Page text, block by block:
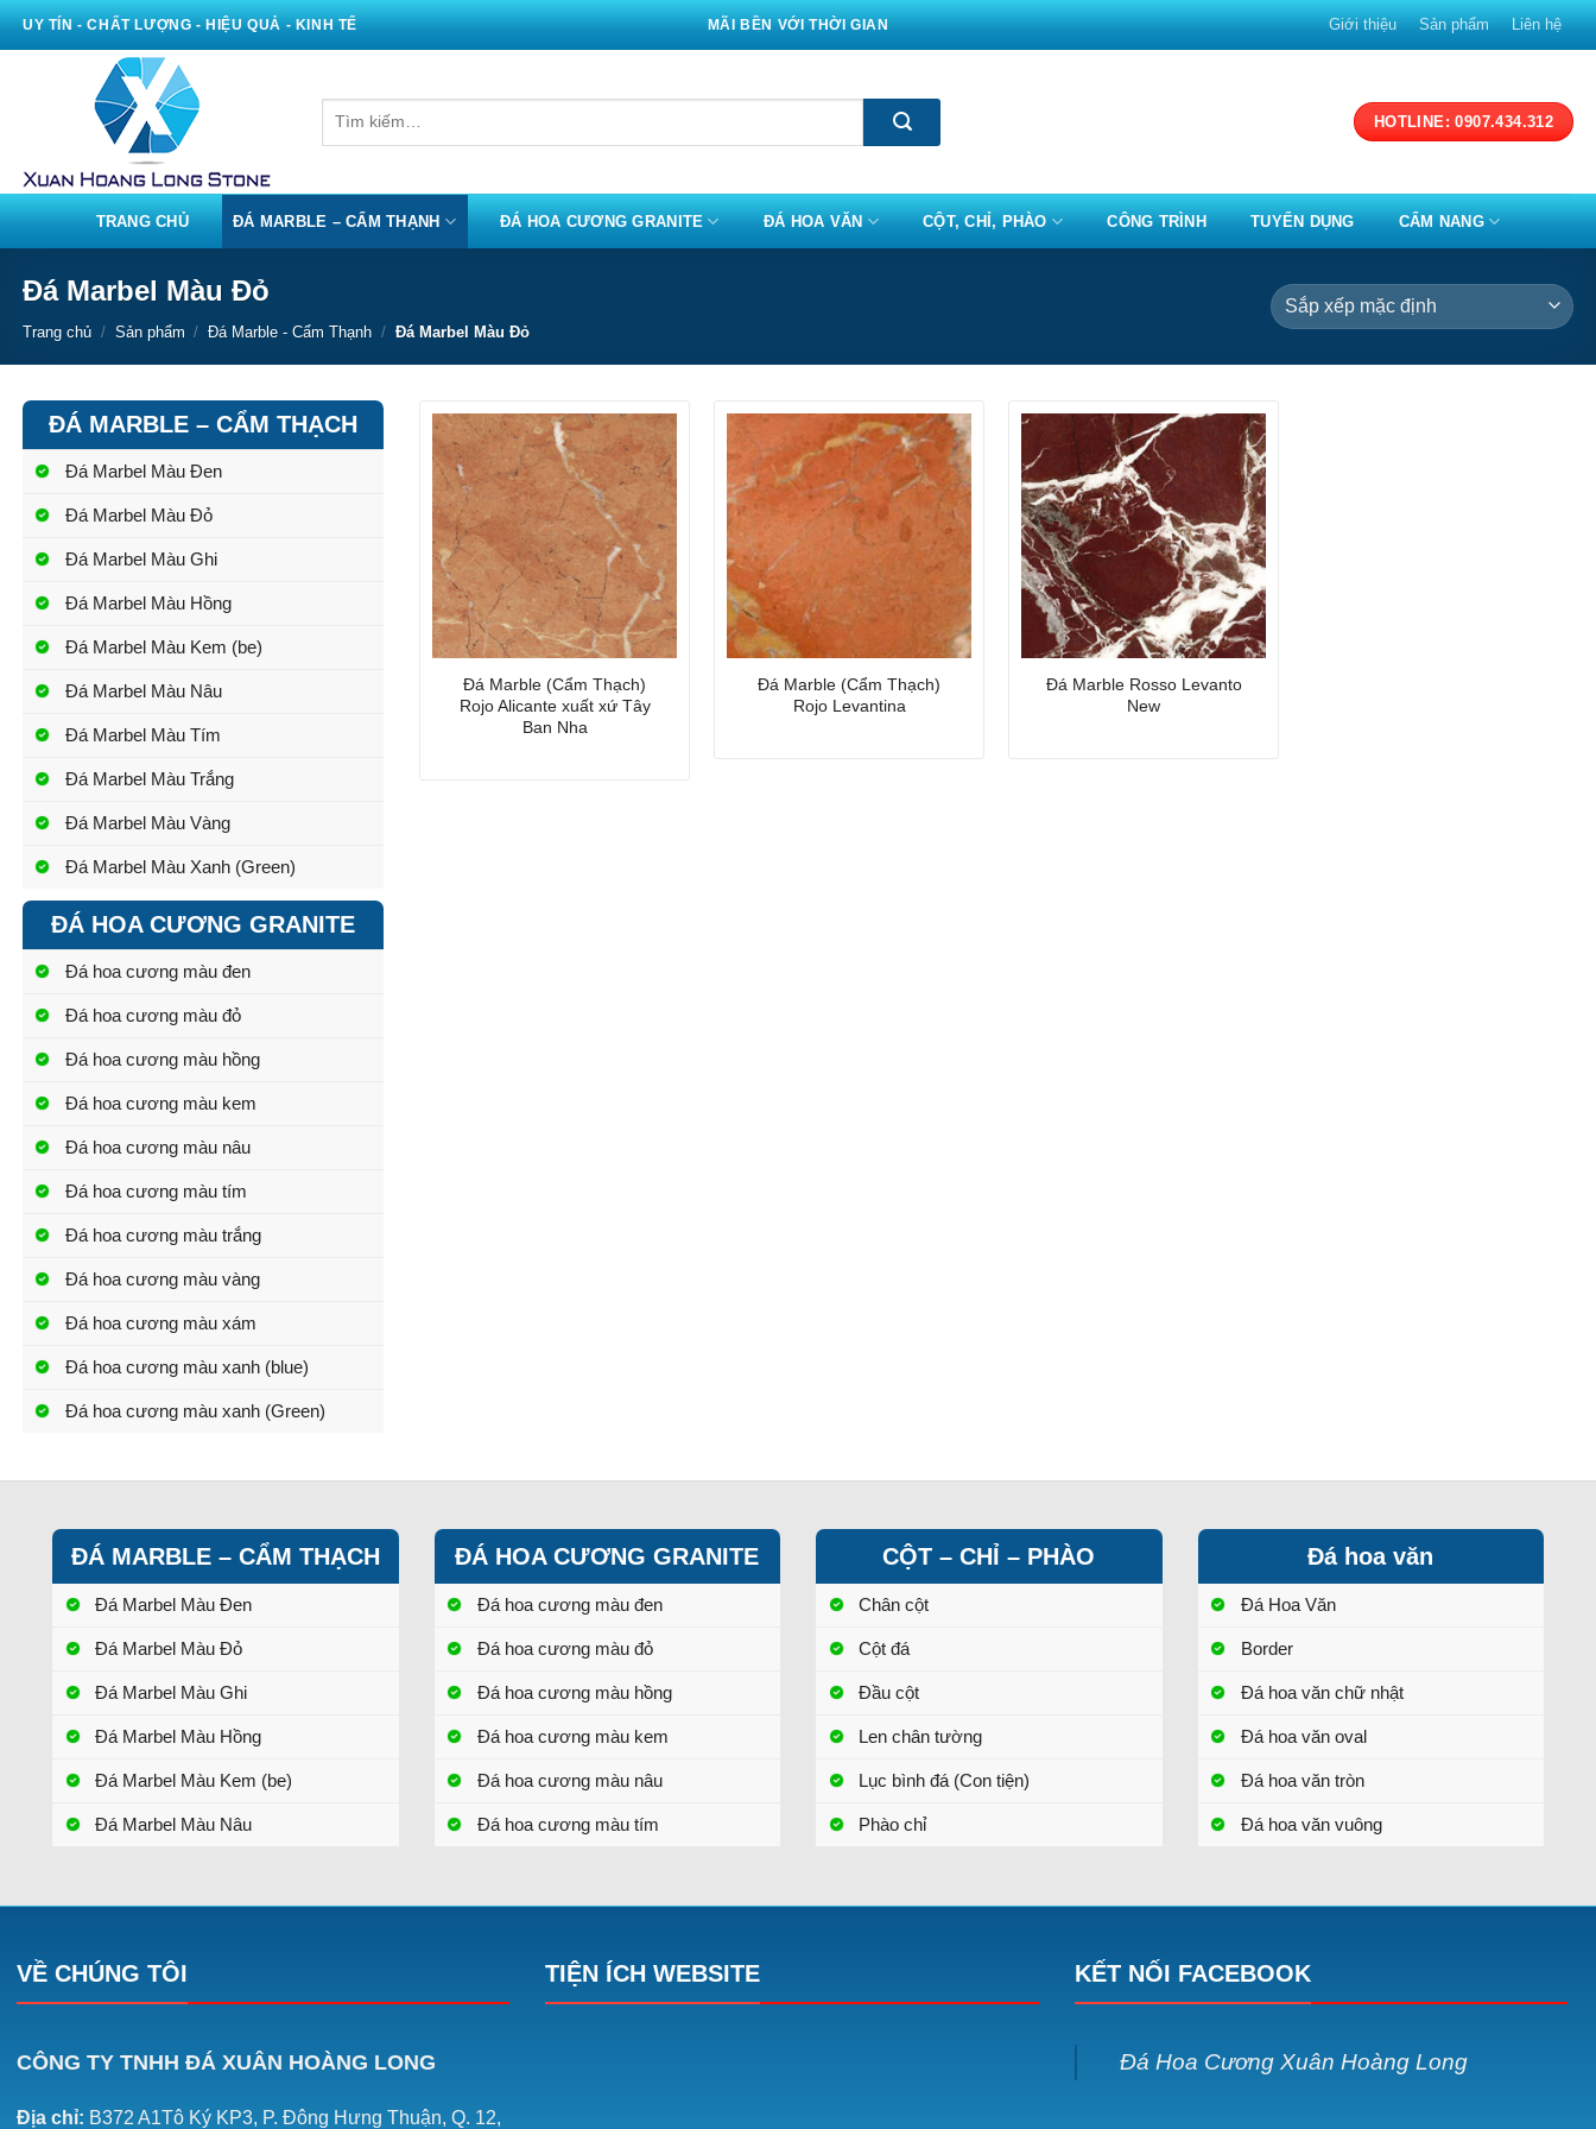
Bỏ
UY TÍN - CHẤT LƯỢNG - HIỆU QUẢ - KINH TẾ MÃI BỀN VỚI THỜI GIAN Giới thiệu Sản phẩm Liên hệ
kiếm:
HOTLINE: 0907.434.312
TRANG CHỦ ĐÁ MARBLE – CẨM THẠNH ĐÁ HOA CƯƠNG GRANITE ĐÁ HOA VĂN CỘT, CHỈ, PHÀO CÔNG TRÌNH TUYỂN DỤNG CẨM NANG
Đá Marbel Màu Đỏ
Trang chủ / Sản phẩm / Đá Marble - Cẩm Thạnh / Đá Marbel Màu Đỏ
ĐÁ MARBLE – CẨM THẠCH
Đá Marbel Màu Đen
Đá Marbel Màu Đỏ
Đá Marbel Màu Ghi
Đá Marbel Màu Hồng
Đá Marbel Màu Kem (be)
Đá Marbel Màu Nâu
Đá Marbel Màu Tím
Đá Marbel Màu Trắng
Đá Marbel Màu Vàng
Đá Marbel Màu Xanh (Green)
ĐÁ HOA CƯƠNG GRANITE
Đá hoa cương màu đen
Đá hoa cương màu đỏ
Đá hoa cương màu hồng
Đá hoa cương màu kem
Đá hoa cương màu nâu
Đá hoa cương màu tím
Đá hoa cương màu trắng
Đá hoa cương màu vàng
Đá hoa cương màu xám
Đá hoa cương màu xanh (blue)
Đá hoa cương màu xanh (Green)
Đá Marble (Cẩm Thạch)
Rojo Alicante xuất xứ Tây
Ban Nha
Đá Marble (Cẩm Thạch)
Rojo Levantina
Đá Marble Rosso Levanto
New
ĐÁ MARBLE – CẨM THẠCH
Đá Marbel Màu Đen
Đá Marbel Màu Đỏ
Đá Marbel Màu Ghi
Đá Marbel Màu Hồng
Đá Marbel Màu Kem (be)
Đá Marbel Màu Nâu
ĐÁ HOA CƯƠNG GRANITE
Đá hoa cương màu đen
Đá hoa cương màu đỏ
Đá hoa cương màu hồng
Đá hoa cương màu kem
Đá hoa cương màu nâu
Đá hoa cương màu tím
CỘT – CHỈ – PHÀO
Chân cột
Cột đá
Đầu cột
Len chân tường
Lục bình đá (Con tiện)
Phào chỉ
Đá hoa văn
Đá Hoa Văn
Border
Đá hoa văn chữ nhật
Đá hoa văn oval
Đá hoa văn tròn
Đá hoa văn vuông
VỀ CHÚNG TÔI
CÔNG TY TNHH ĐÁ XUÂN HOÀNG LONG
Địa chỉ: B372 A1Tô Ký KP3, P. Đông Hưng Thuận, Q. 12,
TIỆN ÍCH WEBSITE KẾT NỐI FACEBOOK
Đá Hoa Cương Xuân Hoàng Long